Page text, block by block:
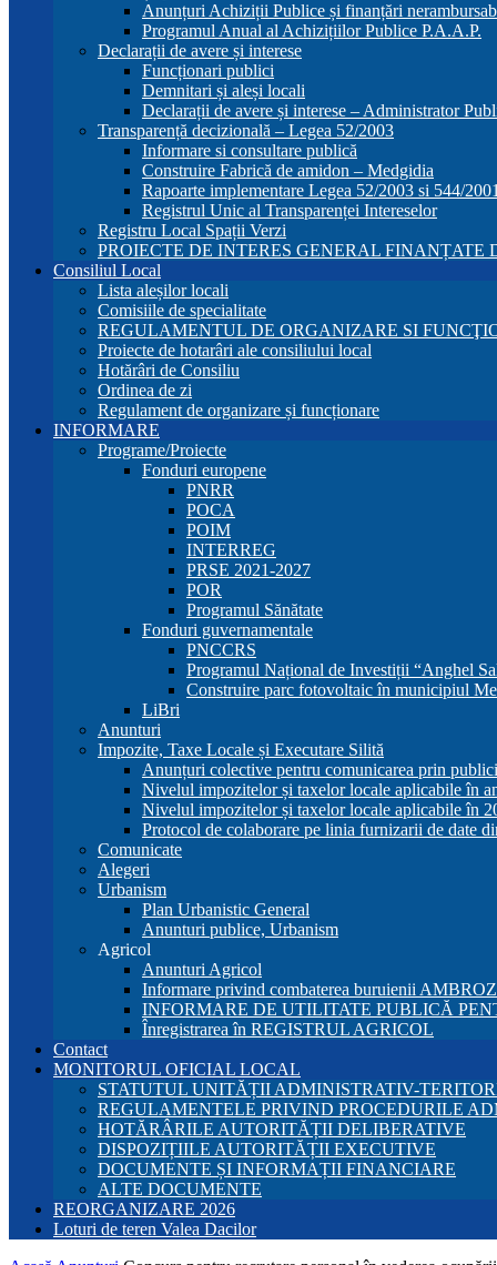
Anunțuri Achiziții Publice și finanțări
Programul Anual al Achizițiilor Publice P.A.A.P.
Declarații de avere și interese
Funcționari publici
Demnitari și aleși locali
Declarații de avere și interese – Administrator
Transparență decizională – Legea 52/2003
Informare si consultare publică
Construire Fabrică de amidon – Medgidia
Rapoarte implementare Legea 52/2003 si 544/2001
Registrul Unic al Transparenței Intereselor
Registru Local Spații Verzi
PROIECTE DE INTERES GENERAL
Consiliul Local
Lista aleșilor locali
Comisiile de specialitate
REGULAMENTUL DE ORGANIZARE SI
Proiecte de hotarâri ale consiliului local
Hotărâri de Consiliu
Ordinea de zi
Regulament de organizare și funcționare
INFORMARE
Programe/Proiecte
Fonduri europene
PNRR
POCA
POIM
INTERREG
PRSE 2021-2027
POR
Programul Sănătate
Fonduri guvernamentale
PNCCRS
Programul Național de Investiții “Anghel
Construire parc fotovoltaic în municipiul
LiBri
Anunturi
Impozite, Taxe Locale și Executare Silită
Anunțuri colective pentru comunicarea prin
Nivelul impozitelor și taxelor locale aplicabile în
Nivelul impozitelor și taxelor locale aplicabile în
Protocol de colaborare pe linia furnizarii de date
Comunicate
Alegeri
Urbanism
Plan Urbanistic General
Anunturi publice, Urbanism
Agricol
Anunturi Agricol
Informare privind combaterea buruienii
INFORMARE DE UTILITATE PUBLICĂ
Înregistrarea în REGISTRUL AGRICOL
Contact
MONITORUL OFICIAL LOCAL
STATUTUL UNITĂȚII ADMINISTRATIV-
REGULAMENTELE PRIVIND PROCEDURILE
HOTĂRÂRILE AUTORITĂȚII DELIBERATIVE
DISPOZIȚIILE AUTORITĂȚII EXECUTIVE
DOCUMENTE ȘI INFORMAȚII FINANCIARE
ALTE DOCUMENTE
REORGANIZARE 2026
Loturi de teren Valea Dacilor